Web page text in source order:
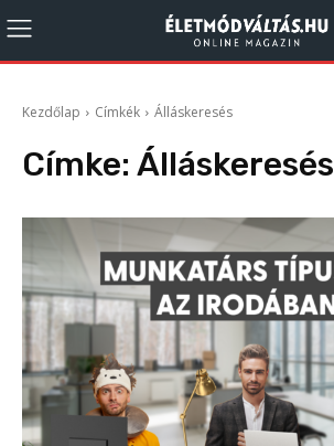
Kezdőlap Címkék Álláskeresés
Címke: Álláskeresés